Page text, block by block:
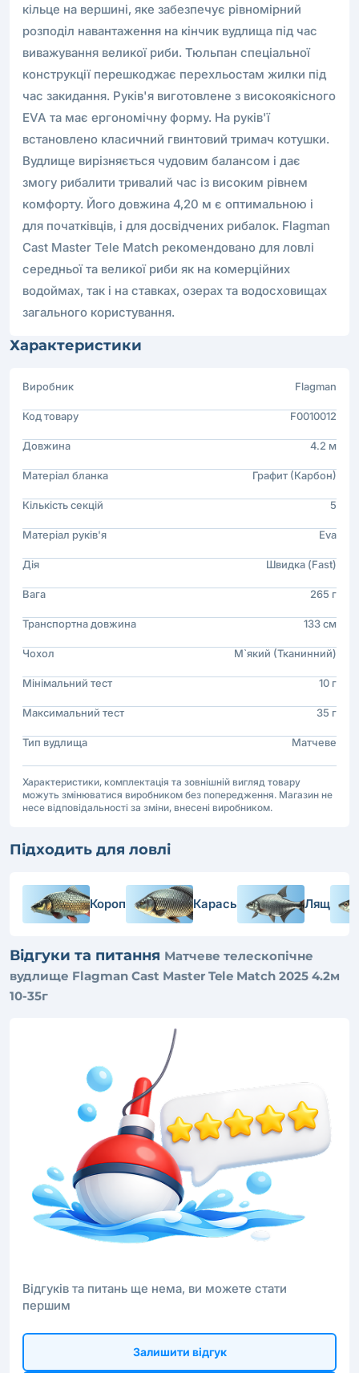
кільце на вершині, яке забезпечує рівномірний
розподіл навантаження на кінчик вудлища під час
виважування великої риби. Тюльпан спеціальної
конструкції перешкоджає перехльостам жилки під
час закидання. Руків'я виготовлене з високоякісного
EVA та має ергономічну форму. На руків'ї
встановлено класичний гвинтовий тримач котушки.
Вудлище вирізняється чудовим балансом і дає
змогу рибалити тривалий час із високим рівнем
комфорту. Його довжина 4,20 м є оптимальною і
для початківців, і для досвідчених рибалок. Flagman
Cast Master Tele Match рекомендовано для ловлі
середньої та великої риби як на комерційних
водоймах, так і на ставках, озерах та водосховищах
загального користування.
Характеристики
Виробник Flagman
Код товару F0010012
Довжина 4.2 м
Матеріал бланка Графит (Карбон)
Кількість секцій 5
Матеріал руків'я Eva
Дія Швидка (Fast)
Вага 265 г
Транспортна довжина 133 см
Чохол М`який (Тканинний)
Мінімальний тест 10 г
Максимальний тест 35 г
Тип вудлища Матчеве
Характеристики, комплектація та зовнішній вигляд товару
можуть змінюватися виробником без попередження. Магазин не
несе відповідальності за зміни, внесені виробником.
Підходить для ловлі
Короп Карась Лящ
Відгуки та питання Матчеве телескопічне
вудлище Flagman Cast Master Tele Match 2025 4.2м
10-35г
Відгуків та питань ще нема, ви можете стати
першим
Залишити відгук